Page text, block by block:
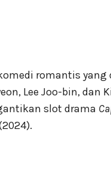
romantis
Lee Joo-bin, dan
slot drama